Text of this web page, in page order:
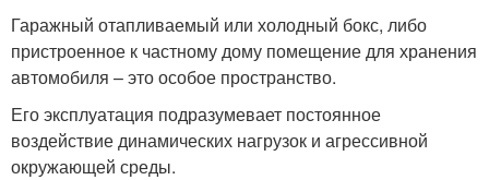
Гаражный отапливаемый или холодный бокс, либо
пристроенное к частному дому помещение для хранения
автомобиля – это особое пространство.
Его эксплуатация подразумевает постоянное
воздействие динамических нагрузок и агрессивной
окружающей среды.